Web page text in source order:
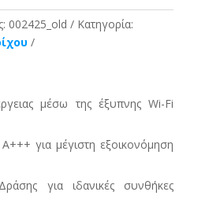
002425_old
Κατηγορία:
μέσω της έξυπνης Wi-Fi
για μέγιστη εξοικονόμηση
για ιδανικές συνθήκες